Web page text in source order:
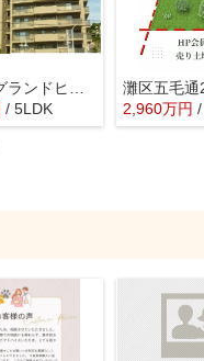
/ 5LDK 2,960万円